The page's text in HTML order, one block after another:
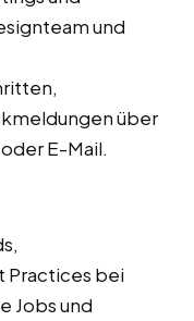
und
über
E-Mail.
Practices bei
Jobs und